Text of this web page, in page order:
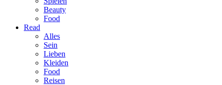
Beauty
Food
Read
Alles
Sein
Lieben
Kleiden
Food
Reisen